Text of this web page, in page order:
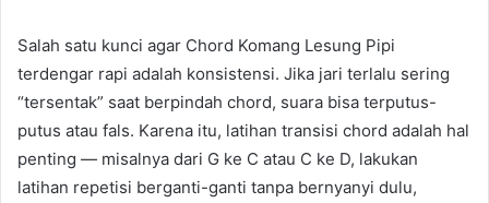
Salah satu kunci agar Chord Komang Lesung Pipi
terdengar rapi adalah konsistensi. Jika jari terlalu sering
“tersentak” saat berpindah chord, suara bisa terputus-
putus atau fals. Karena itu, latihan transisi chord adalah hal
penting — misalnya dari G ke C atau C ke D, lakukan
latihan repetisi berganti-ganti tanpa bernyanyi dulu,